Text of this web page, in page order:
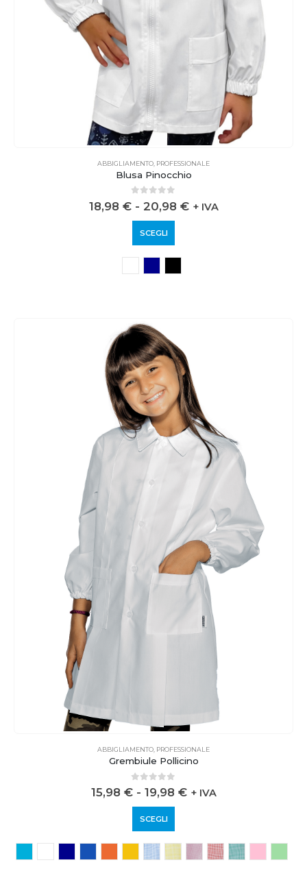
ABBIGLIAMENTO PROFESSIONALE
Blusa Pinocchio
out of 5
18,98 € - 20,98 € + IVA
SCEGLI
ABBIGLIAMENTO PROFESSIONALE
Grembiule Pollicino
0 out of 5
15,98 € - 19,98 € + IVA
SCEGLI